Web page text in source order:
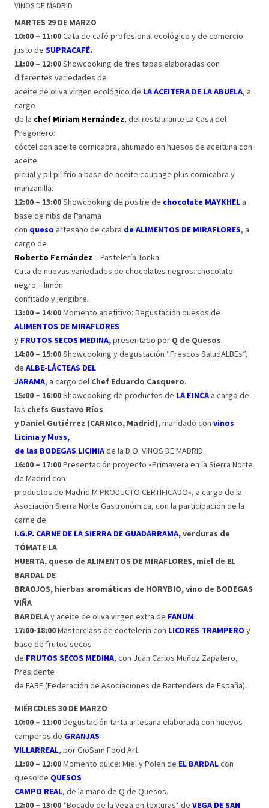
VINOS DE MADRID
MARTES 29 DE MARZO
10:00 – 11:00Cata de café profesional ecológico y de comercio
justo de SUPRACAFÉ.
11:00 – 12:00Showcooking de tres tapas elaboradas con
diferentes variedades de
aceite de oliva virgen ecológico de LA ACEITERA DE LA ABUELA, a
cargo
de la chef Miriam Hernández, del restaurante La Casa del
Pregonero:
cóctel con aceite cornicabra, ahumado en huesos de aceituna con
aceite
picual y pil pil frío a base de aceite coupage plus cornicabra y
manzanilla.
12:00 – 13:00Showcooking de postre de chocolate MAYKHEL a
base de nibs de Panamá
con queso artesano de cabra de ALIMENTOS DE MIRAFLORES, a
cargo de
Roberto Fernández – Pastelería Tonka.
Cata de nuevas variedades de chocolates negros: chocolate
negro + limón
confitado y jengibre.
13:00 – 14:00Momento apetitivo: Degustación quesos de
ALIMENTOS DE MIRAFLORES
y FRUTOS SECOS MEDINA,presentado por Q de Quesos.
14:00 – 15:00Showcooking y degustación “Frescos SaludALBEs”,
de ALBE-LÁCTEAS DEL
JARAMA, a cargo del Chef Eduardo Casquero.
15:00 – 16:00Showcooking de productos de LA FINCA a cargo de
los chefs Gustavo Ríos
y Daniel Gutiérrez (CARNIco, Madrid), maridado con vinos
Licinia y Muss,
de las BODEGAS LICINIAde la D.O. VINOS DE MADRID.
16:00 – 17:00Presentación proyecto «Primavera en la Sierra Norte
de Madrid con
productos de Madrid M PRODUCTO CERTIFICADO», a cargo de la
Asociación Sierra Norte Gastronómica, con la participación de la
carne de
I.G.P. CARNE DE LA SIERRA DE GUADARRAMA,verduras de
TÓMATE LA
HUERTA, queso de ALIMENTOS DE MIRAFLORES, miel de EL
BARDAL DE
BRAOJOS, hierbas aromáticas de HORYBIO, vino de BODEGAS
VIÑA
BARDELAy aceite de oliva virgen extra de FANUM.
17:00-18:00Masterclass de coctelería con LICORES TRAMPERO y
base de frutos secos
de FRUTOS SECOS MEDINA, con Juan Carlos Muñoz Zapatero,
Presidente
de FABE (Federación de Asociaciones de Bartenders de España).
MIÉRCOLES 30 DE MARZO
10:00 – 11:00Degustación tarta artesana elaborada con huevos
camperos de GRANJAS
VILLARREAL, por GioSam Food Art.
11:00 – 12:00Momento dulce: Miel y Polen de EL BARDALcon
queso de QUESOS
CAMPO REAL, de la mano de Q de Quesos.
12:00 – 13:00 *Bocado de la Vega en texturas* de VEGA DE SAN